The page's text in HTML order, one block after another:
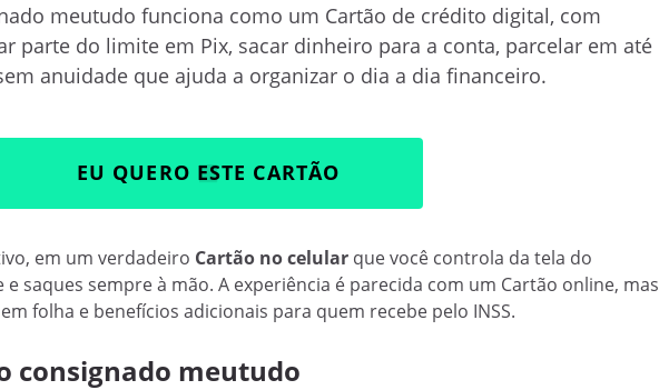
meutudo funciona como um Cartão de crédito digital, com
parte do limite em Pix, sacar dinheiro para a conta, parcelar em até
anuidade que ajuda a organizar o dia a dia financeiro.
EU QUERO ESTE CARTÃO
em um verdadeiro Cartão no celular que você controla da tela do
saques sempre à mão. A experiência é parecida com um Cartão online, mas
folha e benefícios adicionais para quem recebe pelo INSS.
consignado meutudo